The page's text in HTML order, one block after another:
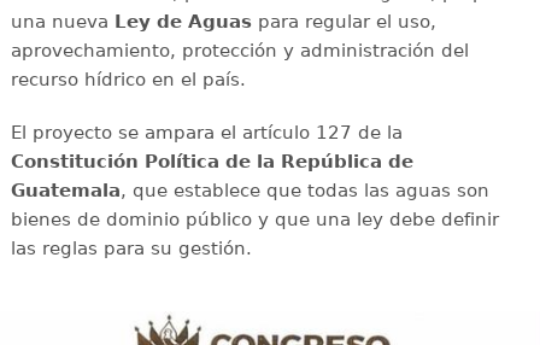
una nueva Ley de Aguaspara regular el uso,
aprovechamiento, protección y administración del
recurso hídrico en el país.
El proyecto se ampara el artículo 127 de la
Constitución Política de la República de
Guatemala, que establece que todas las aguas son
bienes de dominio público y que una ley debe definir
las reglas para su gestión.